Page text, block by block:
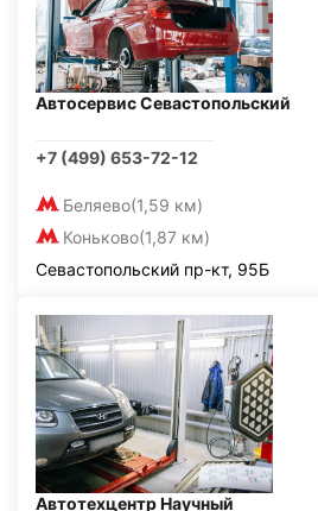
Автосервис Севастопольский
+7 (499) 653-72-12
Беляево(1,59 км)
Коньково(1,87 км)
Севастопольский пр-кт, 95Б
Автотехцентр Научный